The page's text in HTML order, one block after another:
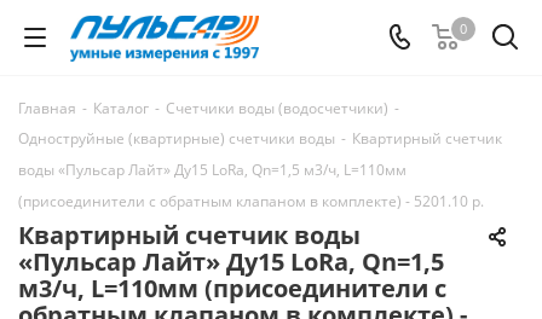
0
Главная - Каталог - Счетчики воды (водосчетчики) -
Одноструйные (квартирные) счетчики воды - Квартирный счетчик
воды «Пульсар Лайт» Ду15 LoRa, Qn=1,5 м3/ч, L=110мм
(присоединители с обратным клапаном в комплекте) - 5201.10 р.
Квартирный счетчик воды
«Пульсар Лайт» Ду15 LoRa, Qn=1,5
м3/ч, L=110мм (присоединители с